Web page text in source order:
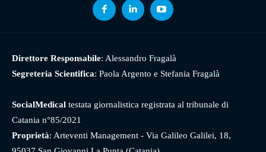
Direttore Responsabile: Alessandro Fragalà
Segreteria Scientifica: Paola Argento e Stefania Fragalà
SocialMedical testata giornalistica registrata al tribunale di
Catania n°85/2021
Proprietà: Arteventi Management - Via Galileo Galilei, 18,